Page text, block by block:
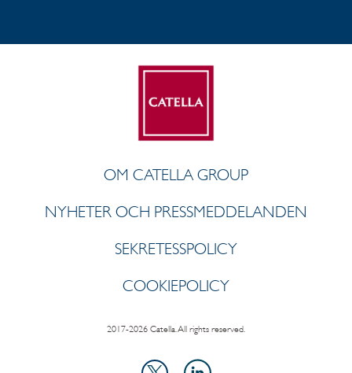
OM CATELLA GROUP
NYHETER OCH PRESSMEDDELANDEN
SEKRETESSPOLICY
COOKIEPOLICY
2017-2026 Catella. All rights reserved.
LinkedIn